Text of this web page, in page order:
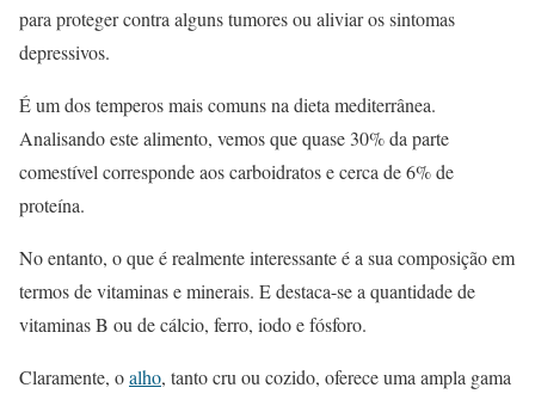
para proteger contra alguns tumores ou aliviar os sintomas
depressivos.
É um dos temperos mais comuns na dieta mediterrânea.
Analisando este alimento, vemos que quase 30% da parte
comestível corresponde aos carboidratos e cerca de 6% de
proteína.
No entanto, o que é realmente interessante é a sua composição em
termos de vitaminas e minerais. E destaca-se a quantidade de
vitaminas B ou de cálcio, ferro, iodo e fósforo.
Claramente, oalho, tanto cru ou cozido, oferece uma ampla gama